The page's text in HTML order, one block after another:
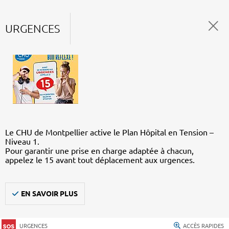
URGENCES
Le CHU de Montpellier active le Plan Hôpital en Tension –
Niveau 1.
Pour garantir une prise en charge adaptée à chacun,
appelez le 15 avant tout déplacement aux urgences.
EN SAVOIR PLUS
URGENCES ACCÈS RAPIDES